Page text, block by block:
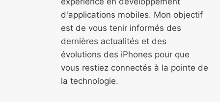
d'applications mobiles. Mon objectif
est de vous tenir informés des
dernières actualités et des
évolutions des iPhones pour que
vous restiez connectés à la pointe de
la technologie.